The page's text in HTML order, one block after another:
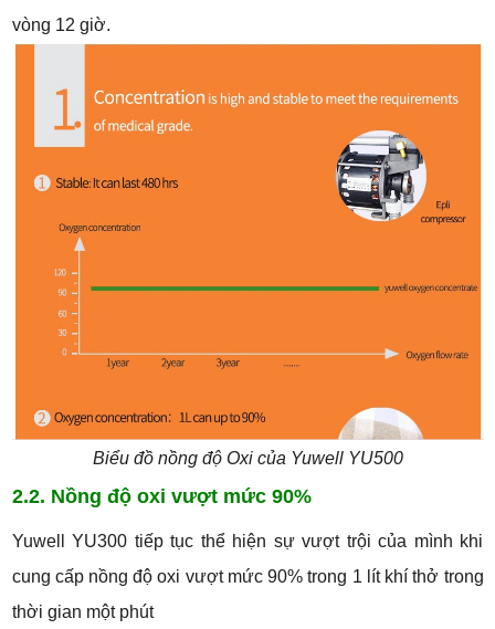
vòng 12 giờ.
Biểu đồ nồng độ Oxi của Yuwell YU500
2.2. Nồng độ oxi vượt mức 90%
Yuwell YU300 tiếp tục thể hiện sự vượt trội của mình khi
cung cấp nồng độ oxi vượt mức 90% trong 1 lít khí thở trong
thời gian một phút